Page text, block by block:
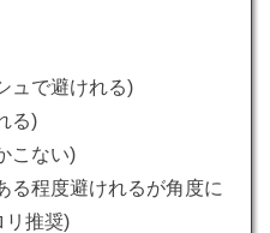
ュで避けれる)
る)
こない)
る程度避けれるが角度に
リ推奨)